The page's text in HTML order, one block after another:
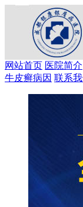
网站首页 医院简介
牛皮癣病因 联系